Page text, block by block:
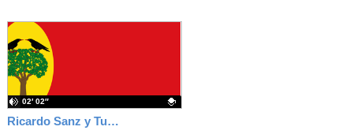
Ricardo Sanz y Tur: Seguidillas de Leciñena
02′ 02″